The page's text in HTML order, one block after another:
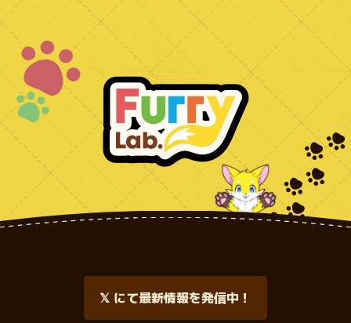
𝕏 にて最新情報を発信中！